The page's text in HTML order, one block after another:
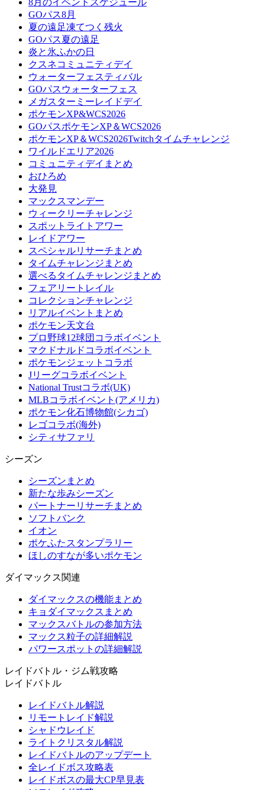
8月のイベントスケジュール
GOパス8月
夏の遠足凍てつく残火
GOパス夏の遠足
炎と氷ふかの日
クスネコミュニティデイ
ウォーターフェスティバル
GOパスウォーターフェス
メガスターミーレイドデイ
ポケモンXP&WCS2026
GOパスポケモンXP＆WCS2026
ポケモンXP＆WCS2026Twitchタイムチャレンジ
ワイルドエリア2026
コミュニティデイまとめ
おひろめ
大発見
マックスマンデー
ウィークリーチャレンジ
スポットライトアワー
レイドアワー
スペシャルリサーチまとめ
タイムチャレンジまとめ
選べるタイムチャレンジまとめ
フェアリートレイル
コレクションチャレンジ
リアルイベントまとめ
ポケモン天文台
プロ野球12球団コラボイベント
マクドナルドコラボイベント
ポケモンジェットコラボ
Jリーグコラボイベント
National Trustコラボ(UK)
MLBコラボイベント(アメリカ)
ポケモン化石博物館(シカゴ)
レゴコラボ(海外)
シティサファリ
シーズン
シーズンまとめ
新たな歩みシーズン
パートナーリサーチまとめ
ソフトバンク
イオン
ポケふたスタンプラリー
ほしのすなが多いポケモン
ダイマックス関連
ダイマックスの機能まとめ
キョダイマックスまとめ
マックスバトルの参加方法
マックス粒子の詳細解説
パワースポットの詳細解説
レイドバトル・ジム戦攻略
レイドバトル
レイドバトル解説
リモートレイド解説
シャドウレイド
ライトクリスタル解説
レイドバトルのアップデート
全レイドボス攻略表
レイドボスの最大CP早見表